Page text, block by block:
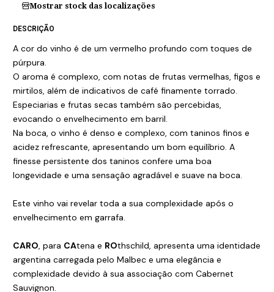
Mostrar stock das localizações
DESCRIÇÃO
A cor do vinho é de um vermelho profundo com toques de
púrpura.
O aroma é complexo, com notas de frutas vermelhas, figos e
mirtilos, além de indicativos de café finamente torrado.
Especiarias e frutas secas também são percebidas,
evocando o envelhecimento em barril.
Na boca, o vinho é denso e complexo, com taninos finos e
acidez refrescante, apresentando um bom equilíbrio. A
finesse persistente dos taninos confere uma boa
longevidade e uma sensação agradável e suave na boca.
Este vinho vai revelar toda a sua complexidade após o
envelhecimento em garrafa.
CARO, para CAtena e ROthschild, apresenta uma identidade
argentina carregada pelo Malbec e uma elegância e
complexidade devido à sua associação com Cabernet
Sauvignon.